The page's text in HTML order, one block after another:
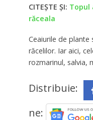
CITEȘTE ȘI: Topul
răceala
Ceaiurile de plante
răcelilor. Iar aici,
rozmarinul, salvia,
Distribuie:
ne: